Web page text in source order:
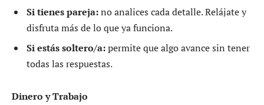
Si tienes pareja:no analices cada detalle. Relájate y
disfruta más de lo que ya funciona.
Si estás soltero/a:permite que algo avance sin tener
todas las respuestas.
Dinero y Trabajo